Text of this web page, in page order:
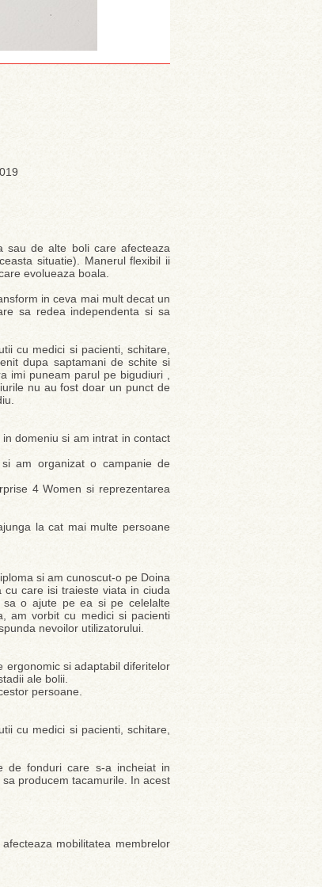
sau de alte boli care afecteaza
situatie). Manerul flexibil ii
evolueaza boala.
in ceva mai mult decat un
sa redea independenta si sa
cu medici si pacienti, schitare,
dupa saptamani de schite si
imi puneam parul pe bigudiuri ,
nu au fost doar un punct de
domeniu si am intrat in contact
am organizat o campanie de
4 Women si reprezentarea
la cat mai multe persoane
si am cunoscut-o pe Doina
care isi traieste viata in ciuda
o ajute pe ea si pe celelalte
am vorbit cu medici si pacienti
nevoilor utilizatorului.
ergonomic si adaptabil diferitelor
ale bolii.
persoane.
cu medici si pacienti, schitare,
de fonduri care s-a incheiat in
producem tacamurile. In acest
mobilitatea membrelor